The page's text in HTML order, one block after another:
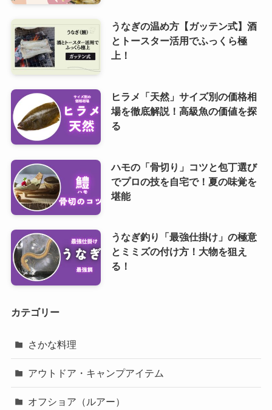
うなぎの温め方【ガッテン式】酒
とトースター活用でふっくら極
上！
ヒラメ「天然」サイズ別の価格相
場を徹底解説！高級魚の価値を探
る
ハモの「骨切り」コツと包丁選び
でプロの技を自宅で！夏の味覚を
堪能
うなぎ釣り「最強仕掛け」の極意
とミミズの付け方！大物を狙え
る！
カテゴリー
さかな料理
アウトドア・キャンプアイテム
オフショア（ルアー）